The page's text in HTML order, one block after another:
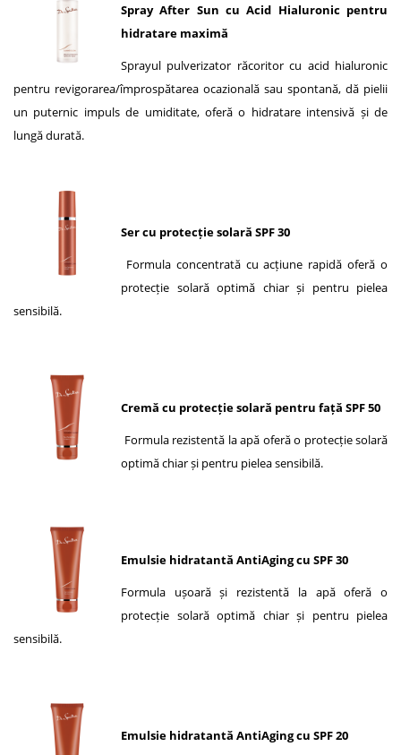
Spray After Sun cu Acid Hialuronic pentru
hidratare maximă
Sprayul pulverizator răcoritor cu acid hialuronic
pentru revigorarea/împrospătarea ocazională sau spontană, dă pielii
un puternic impuls de umiditate, oferă o hidratare intensivă și de
lungă durată.
Ser cu protecție solară SPF 30
Formula concentrată cu acțiune rapidă oferă o
protecție solară optimă chiar și pentru pielea
sensibilă.
Cremă cu protecție solară pentru față SPF 50
Formula rezistentă la apă oferă o protecție solară
optimă chiar și pentru pielea sensibilă.
Emulsie hidratantă AntiAging cu SPF 30
Formula ușoară și rezistentă la apă oferă o
protecție solară optimă chiar și pentru pielea
sensibilă.
Emulsie hidratantă AntiAging cu SPF 20